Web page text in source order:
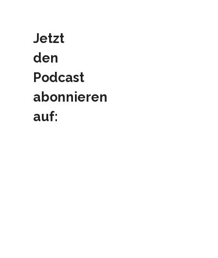
Jetzt
den
Podcast
abonnieren
auf: